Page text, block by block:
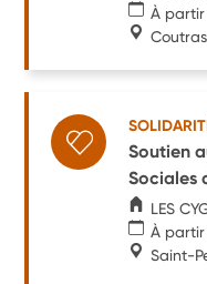
À
Coutras
Soutien
Sociales
LES
À partir
Saint-